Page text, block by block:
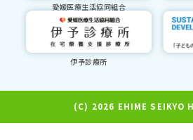
愛媛医療生活協同組合
伊予診療所
(C) 2026 EHIME SEIKYO